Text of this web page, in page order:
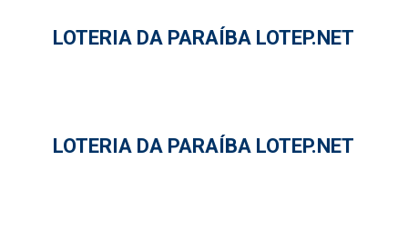
LOTERIA DA PARAÍBA LOTEP.NET
LOTERIA DA PARAÍBA LOTEP.NET